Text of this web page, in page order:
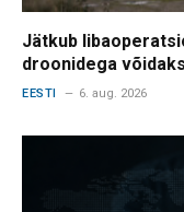
Jätkub
droonidega
EESTI 6. aug. 2026